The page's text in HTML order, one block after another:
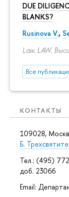
DUE
BLANKS?
Rusinova V.,
Law. LAW.
Все
КОНТАКТЫ
109028,
Б.
Тел.: (495)
доб. 23066
Email: